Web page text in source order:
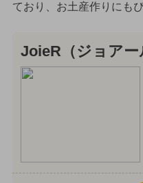
ており、お土産作りにも
JoieR（ジョアー